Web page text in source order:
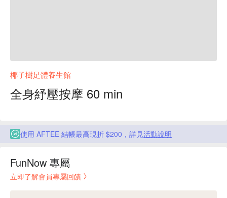
椰子樹足體養生館
全身紓壓按摩 60 min
使用 AFTEE 結帳最高現折 $200，詳見活動說明
FunNow 專屬
立即了解會員專屬回饋